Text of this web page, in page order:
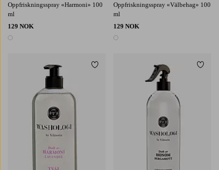
Oppfriskningsspray «Harmoni» 100
ml
129 NOK
1 farge
Oppfriskningsspray «Välbehag» 100
ml
129 NOK
1 farge
Legg til favoritter